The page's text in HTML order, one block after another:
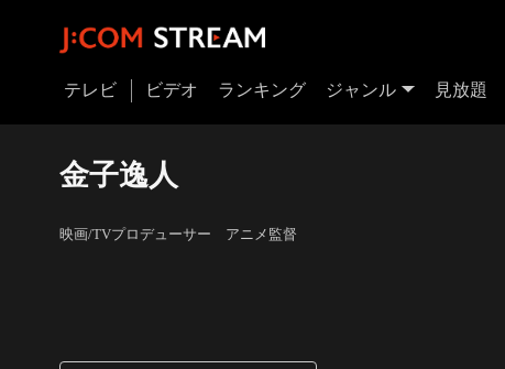
テレビ ビデオ ランキング ジャンル 見放題
金子逸人
映画/TVプロデューサー アニメ監督